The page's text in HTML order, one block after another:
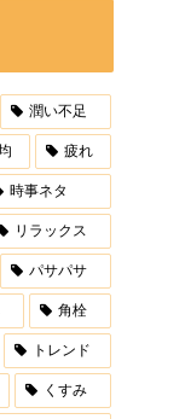
潤い不足
疲れ
時事ネタ
リラックス
パサパサ
角栓
トレンド
くすみ